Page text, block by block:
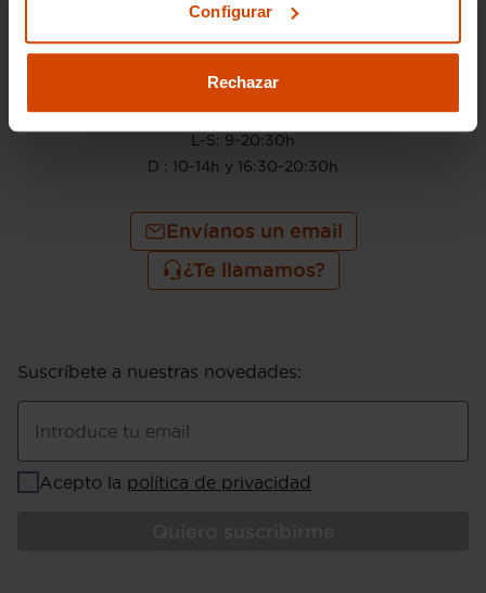
Configurar
Rechazar
910 605 222
L-S: 9-20:30h
D : 10-14h y 16:30-20:30h
Envíanos un email
¿Te llamamos?
Suscríbete a nuestras novedades:
Introduce tu email
Acepto la política de privacidad